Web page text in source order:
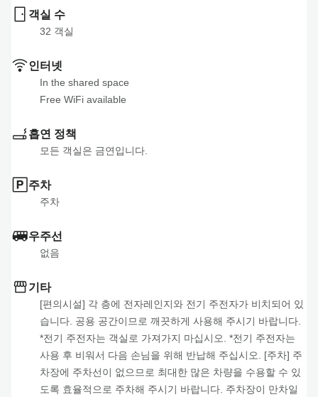
객실 수
32 객실
인터넷
In the shared space
Free WiFi available
흡연 정책
모든 객실은 금연입니다.
주차
주차
우주선
없음
기타
[편의시설] 각 층에 전자레인지와 전기 주전자가 비치되어 있
습니다. 공용 공간이므로 깨끗하게 사용해 주시기 바랍니다.
*전기 주전자는 객실로 가져가지 마십시오. *전기 주전자는
사용 후 비워서 다음 손님을 위해 반납해 주십시오. [주차] 주
차장에 주차선이 없으므로 최대한 많은 차량을 수용할 수 있
도록 효율적으로 주차해 주시기 바랍니다. 주차장이 만차일